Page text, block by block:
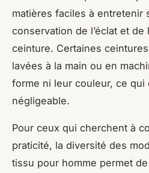
matières faciles à entretenir
conservation de l’éclat et de
ceinture. Certaines
lavées à la main ou en
forme ni leur couleur, ce qui
négligeable.
Pour ceux qui cherchent à
praticité, la diversité des
tissu pour homme permet